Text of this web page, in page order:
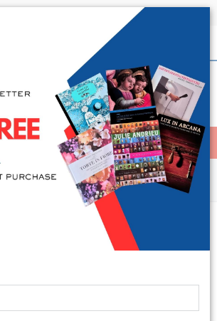
in 24h for all available books
com'è e come la
Romana. 13).